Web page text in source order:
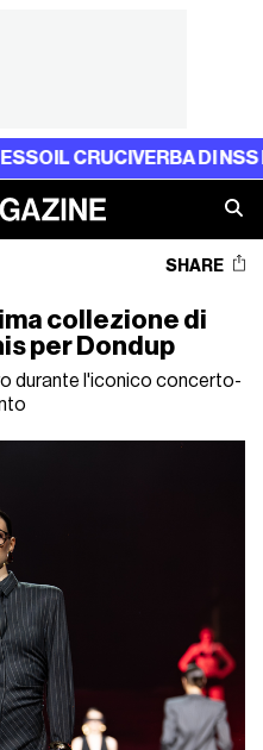
DI NSS
SHARE
collezione di
per Dondup
durante l'iconico concerto-